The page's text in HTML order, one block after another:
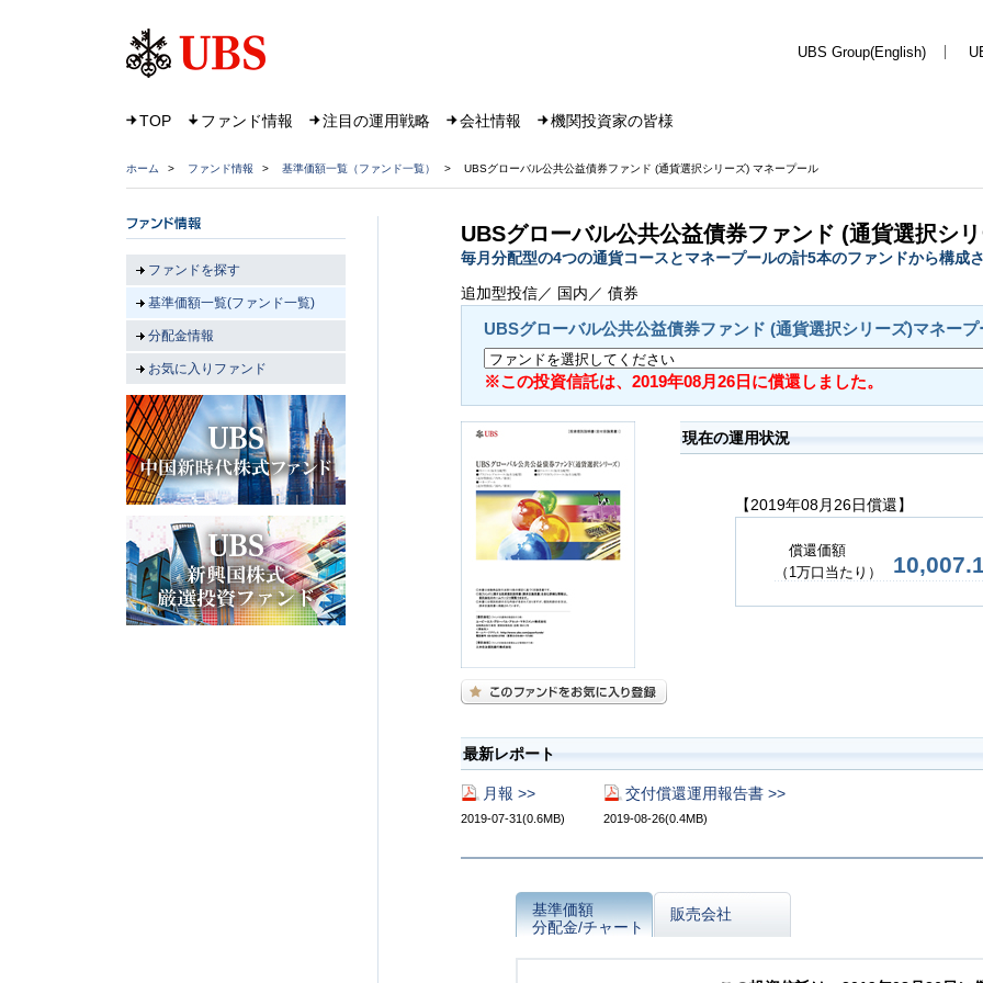
UBS Group(English)
TOP ファンド情報 注目の運用戦略 会社情報 機関投資家の皆様
ホーム > ファンド情報 > 基準価額一覧（ファンド一覧） > UBSグローバル公共公益債券ファンド (通貨選択シリーズ) マネープール
UBSグローバル公共公益債券ファンド (通貨選択シ
毎月分配型の4つの通貨コースとマネープールの計5本のファンドから構成
追加型投信／ 国内／ 債券
UBSグローバル公共公益債券ファンド (通貨選択シリーズ)マネープ
※この投資信託は、2019年08月26日に償還しました。
現在の運用状況
【2019年08月26日償還】
償還価額
（1万口当たり）
最新レポート
月報 >>
2019-07-31(0.6MB)
交付償還運用報告書 >>
2019-08-26(0.4MB)
基準価額
分配金/チャート
販売会社
ファンドを探す
基準価額一覧(ファンド一覧)
分配金情報
お気に入りファンド